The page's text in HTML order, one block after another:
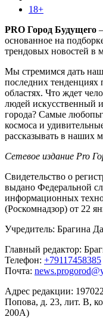
18+
PRO Город Будущего
основанное на
трендовых новостей в
Мы стремимся дать
последних тенденциях
областях. Что ждет
людей искусственный
города? Самые
космоса и
рассказывать в наших
Сетевое издание Pro
Свидетельство о
выдано Федеральной
информационных
(Роскомнадзор) от 22
Учредитель: Брагина
Главный редактор:
Телефон: +79117458385
Почта:
Адрес редакции:
Попова, д. 23, лит. В,
200А)